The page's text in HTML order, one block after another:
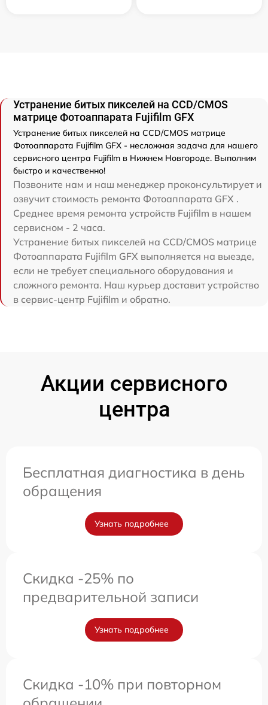
Устранение битых пикселей на CCD/CMOS
матрице Фотоаппарата Fujifilm GFX
Устранение битых пикселей на CCD/CMOS матрице
Фотоаппарата Fujifilm GFX - несложная задача для нашего
сервисного центра Fujifilm в Нижнем Новгороде. Выполним
быстро и качественно!
Позвоните нам и наш менеджер проконсультирует и
озвучит стоимость ремонта Фотоаппарата GFX .
Среднее время ремонта устройств Fujifilm в нашем
сервисном - 2 часа.
Устранение битых пикселей на CCD/CMOS матрице
Фотоаппарата Fujifilm GFX выполняется на выезде,
если не требует специального оборудования и
сложного ремонта. Наш курьер доставит устройство
в сервис-центр Fujifilm и обратно.
Акции сервисного
центра
Бесплатная диагностика в день
обращения
Узнать подробнее
Скидка -25% по
предварительной записи
Узнать подробнее
Скидка -10% при повторном